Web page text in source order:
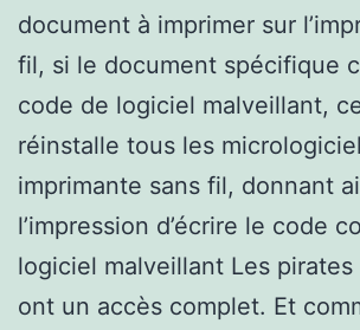
document à imprimer sur
fil, si le document spécifique
code de logiciel malveillant,
réinstalle tous les
imprimante sans fil, donnant
l’impression d’écrire le code
logiciel malveillant Les
ont un accès complet. Et